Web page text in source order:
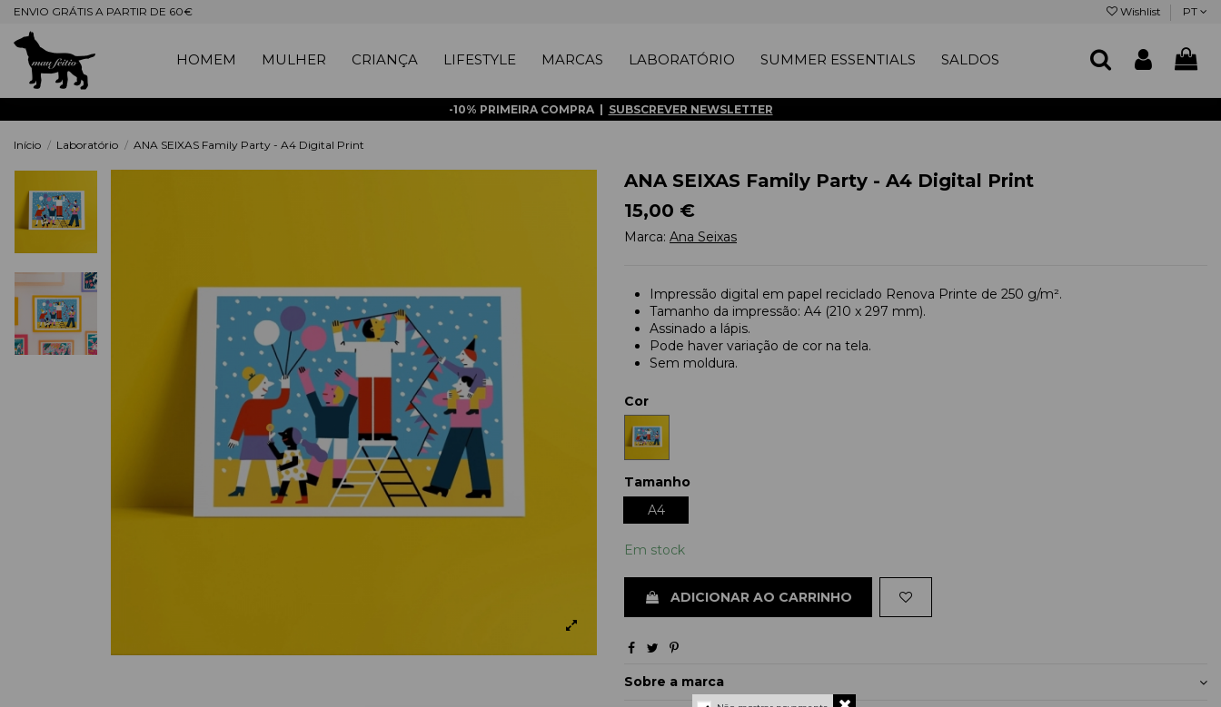
ENVIO GRÁTIS A PARTIR DE 60€ Wishlist PT
HOMEM MULHER CRIANÇA LIFESTYLE MARCAS LABORATÓRIO SUMMER ESSENTIALS SALDOS
-10% PRIMEIRA COMPRA | SUBSCREVER NEWSLETTER
Início Laboratório ANA SEIXAS Family Party - A4 Digital Print
ANA SEIXAS Family Party - A4 Digital Print
15,00 €
Marca: Ana Seixas
Impressão digital em papel reciclado Renova Printe de 250 g/m².
Tamanho da impressão: A4 (210 x 297 mm).
Assinado a lápis.
Pode haver variação de cor na tela.
Sem moldura.
Cor
Tamanho
A4
Em stock
ADICIONAR AO CARRINHO
Sobre a marca